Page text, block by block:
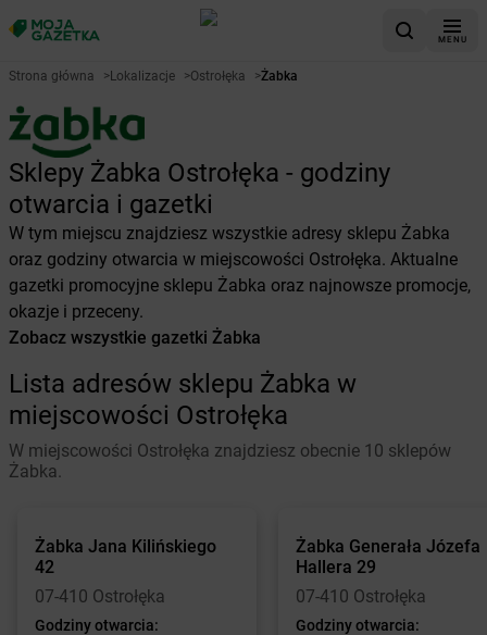
MENU
Strona główna >Lokalizacje >Ostrołęka >Żabka
Sklepy Żabka Ostrołęka - godziny
otwarcia i gazetki
W tym miejscu znajdziesz wszystkie adresy sklepu Żabka
oraz godziny otwarcia w miejscowości Ostrołęka. Aktualne
gazetki promocyjne sklepu Żabka oraz najnowsze promocje,
okazje i przeceny.
Zobacz wszystkie gazetki Żabka
Lista adresów sklepu Żabka w
miejscowości Ostrołęka
W miejscowości Ostrołęka znajdziesz obecnie 10 sklepów
Żabka.
Żabka Jana Kilińskiego
42
07-410 Ostrołęka
Godziny otwarcia:
Żabka Generała Józefa
Hallera 29
07-410 Ostrołęka
Godziny otwarcia: